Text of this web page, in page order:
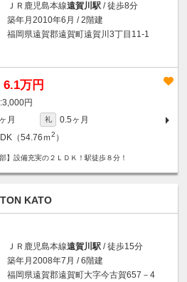
ＪＲ鹿児島本線遠賀川駅 / 徒歩8分
築年月2010年6月 / 2階建
福岡県遠賀郡遠賀町遠賀川3丁目11-1
6.1万円
3,000円
月 礼
0.5ヶ月
（54.76ｍ2 ）
】設備充実の２ＬＤＫ！駅徒歩８分！
KATO
ＪＲ鹿児島本線遠賀川駅 / 徒歩15分
築年月2008年7月 / 6階建
福岡県遠賀郡遠賀町大字今古賀657－4